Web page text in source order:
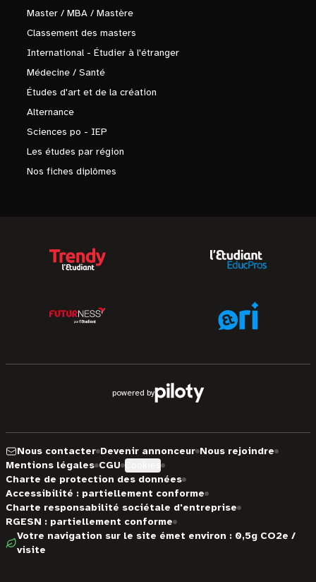
Master / MBA / Mastère
Classement des masters
International - Étudier à l'étranger
Médecine / Santé
Études d'art et de la création
Alternance
Sciences po - IEP
Les études par région
Nos fiches diplômes
powered by
Nous contacter Devenir annonceur Nous rejoindre
Mentions légales CGU
Charte de protection des données
Accessibilité : partiellement conforme
Charte responsabilité sociétale d'entreprise
RGESN : partiellement conforme
Votre navigation sur le site émet environ : 0,5g CO2e /
visite